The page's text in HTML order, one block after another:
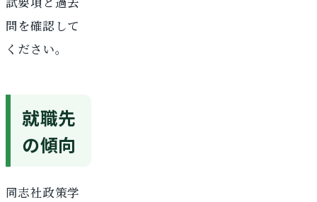
問を確認して
ください。
就職先
の傾向
同志社政策学